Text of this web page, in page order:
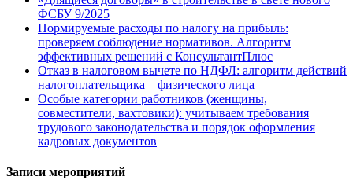
ФСБУ 9/2025
Нормируемые расходы по налогу на прибыль:
проверяем соблюдение нормативов. Алгоритм
эффективных решений с КонсультантПлюс
Отказ в налоговом вычете по НДФЛ: алгоритм действий
налогоплательщика – физического лица
Особые категории работников (женщины,
совместители, вахтовики): учитываем требования
трудового законодательства и порядок оформления
кадровых документов
Записи мероприятий